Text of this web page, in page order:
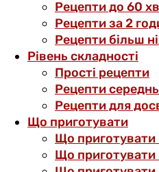
Рецепти до 60
Рецепти за 2
Рецепти більш
Рівень складності
Прості рецепти
Рецепти
Рецепти для
Що приготувати
Що приготувати
Що приготувати